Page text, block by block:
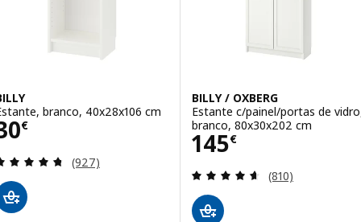
branco, 40x28x106 cm
€ 30€
Avaliação: 4.7 fora de 5 estrelas. Total de
(927)
BILLY / OXBERG
Estante c/painel/portas de
branco, 80x30x202 cm
145€
Preço 145€
Avaliação: 4.6
(810)